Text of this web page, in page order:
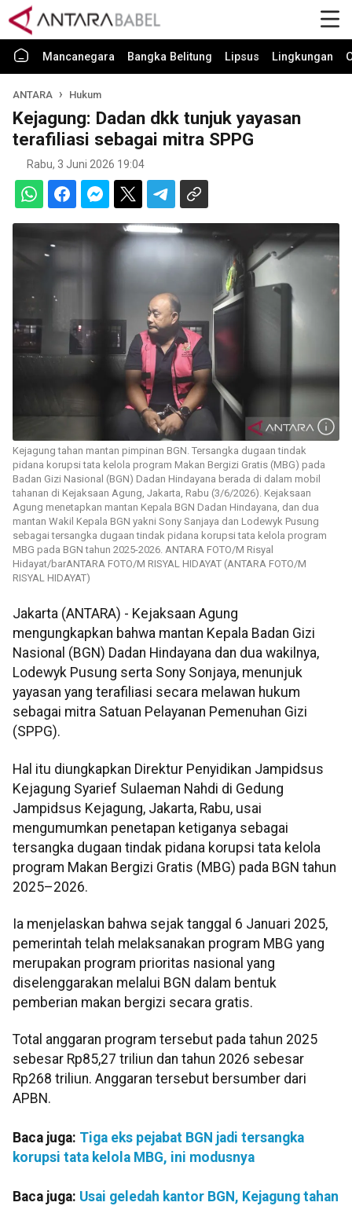
Mancanegara Bangka Belitung Lipsus Lingkungan
ANTARA Hukum
Kejagung: Dadan dkk tunjuk yayasan
terafiliasi sebagai mitra SPPG
Rabu, 3 Juni 2026 19:04
Kejagung tahan mantan pimpinan BGN. Tersangka dugaan tindak
pidana korupsi tata kelola program Makan Bergizi Gratis (MBG) pada
Badan Gizi Nasional (BGN) Dadan Hindayana berada di dalam mobil
tahanan di Kejaksaan Agung, Jakarta, Rabu (3/6/2026). Kejaksaan
Agung menetapkan mantan Kepala BGN Dadan Hindayana, dan dua
mantan Wakil Kepala BGN yakni Sony Sanjaya dan Lodewyk Pusung
sebagai tersangka dugaan tindak pidana korupsi tata kelola program
MBG pada BGN tahun 2025-2026. ANTARA FOTO/M Risyal
Hidayat/barANTARA FOTO/M RISYAL HIDAYAT (ANTARA FOTO/M
RISYAL HIDAYAT)
Jakarta (ANTARA) - Kejaksaan Agung
mengungkapkan bahwa mantan Kepala Badan Gizi
Nasional (BGN) Dadan Hindayana dan dua wakilnya,
Lodewyk Pusung serta Sony Sonjaya, menunjuk
yayasan yang terafiliasi secara melawan hukum
sebagai mitra Satuan Pelayanan Pemenuhan Gizi
(SPPG).
Hal itu diungkapkan Direktur Penyidikan Jampidsus
Kejagung Syarief Sulaeman Nahdi di Gedung
Jampidsus Kejagung, Jakarta, Rabu, usai
mengumumkan penetapan ketiganya sebagai
tersangka dugaan tindak pidana korupsi tata kelola
program Makan Bergizi Gratis (MBG) pada BGN tahun
2025–2026.
Ia menjelaskan bahwa sejak tanggal 6 Januari 2025,
pemerintah telah melaksanakan program MBG yang
merupakan program prioritas nasional yang
diselenggarakan melalui BGN dalam bentuk
pemberian makan bergizi secara gratis.
Total anggaran program tersebut pada tahun 2025
sebesar Rp85,27 triliun dan tahun 2026 sebesar
Rp268 triliun. Anggaran tersebut bersumber dari
APBN.
Baca juga: Tiga eks pejabat BGN jadi tersangka
korupsi tata kelola MBG, ini modusnya
Baca juga: Usai geledah kantor BGN, Kejagung tahan